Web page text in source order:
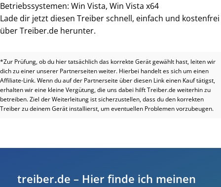
Betriebssystemen: Win Vista, Win Vista x64
Lade dir jetzt diesen Treiber schnell, einfach und kostenfrei
über Treiber.de herunter.
*Zur Prüfung, ob du hier tatsächlich das korrekte Gerät gewählt hast, leiten wir
dich zu einer unserer Partnerseiten weiter. Hierbei handelt es sich um einen
Affiliate-Link. Wenn du auf der Partnerseite über diesen Link einen Kauf tätigst,
erhalten wir eine kleine Vergütung, die uns dabei hilft Treiber.de weiterhin zu
betreiben. Ziel der Weiterleitung ist sicherzustellen, dass du den korrekten
Treiber zu deinem Gerät installierst, um eventuellen Problemen vorzubeugen.
treiber.de – Hier finde ich meinen